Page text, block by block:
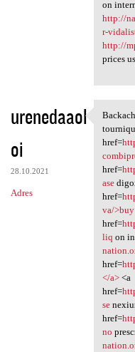
on
http://
r-
http://
prices
urenedaaol
oi
28.10.2021
Adres
href=
href=
ase
href=
va/>buy
href=
liq on
href=
</a><a
href=
se
href=
no